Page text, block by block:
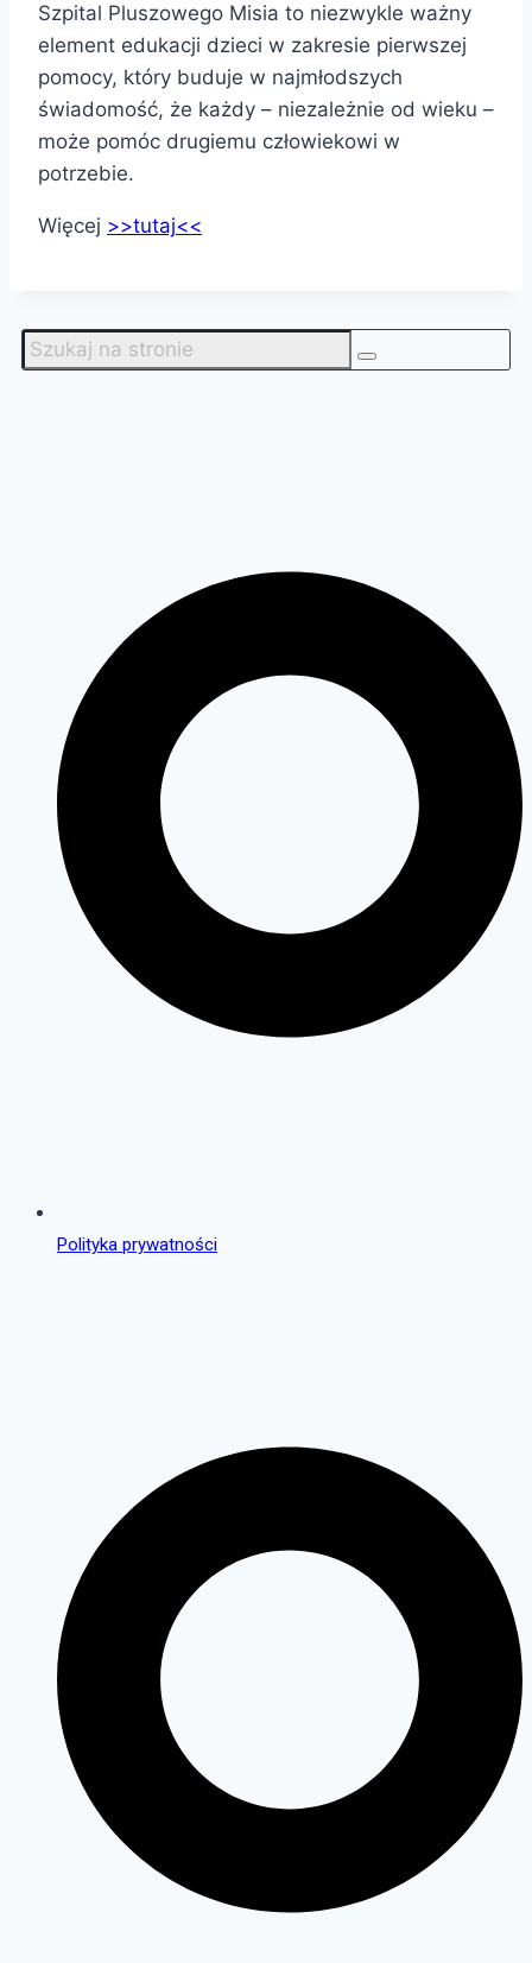
Szpital Pluszowego Misia to niezwykle ważny
element edukacji dzieci w zakresie pierwszej
pomocy, który buduje w najmłodszych
świadomość, że każdy – niezależnie od wieku –
może pomóc drugiemu człowiekowi w
potrzebie.
Więcej >>tutaj<<
Polityka prywatności